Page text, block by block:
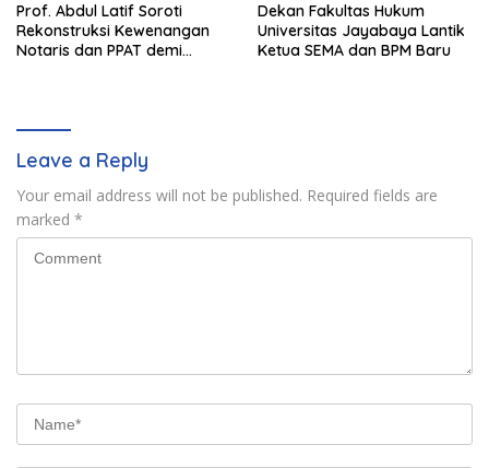
Prof. Abdul Latif Soroti
Rekonstruksi Kewenangan
Notaris dan PPAT demi
Dekan Fakultas Hukum
Universitas Jayabaya Lantik
Ketua SEMA dan BPM Baru
Leave a Reply
Your email address will not be published. Required fields are
marked *